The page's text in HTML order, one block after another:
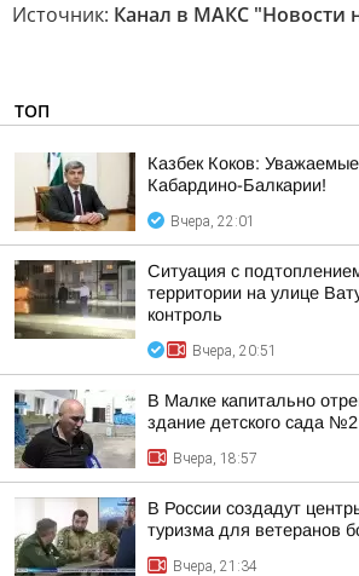
Источник: Канал в МАКС "Новости
ТОП
Казбек Коков:
Кабардино-Балкарии!
Вчера, 22:01
Ситуация с
территории на улице
контроль
Вчера, 20:51
В Малке капитально
здание детского сада №2
Вчера, 18:57
В России создадут
туризма для ветеранов
Вчера, 21:34